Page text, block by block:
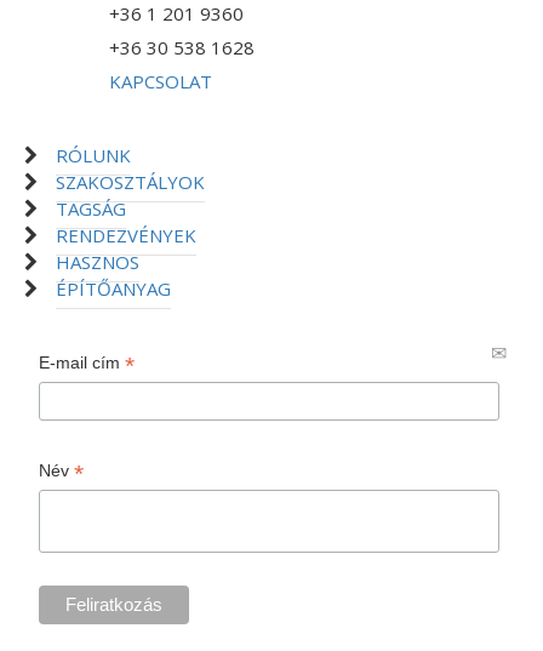
+36 1 201 9360
+36 30 538 1628
KAPCSOLAT
RÓLUNK
SZAKOSZTÁLYOK
TAGSÁG
RENDEZVÉNYEK
HASZNOS
ÉPÍTŐANYAG
E-mail cím*
Név*